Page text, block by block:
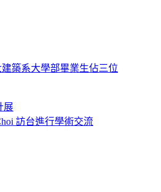
築系大學部畢業生佔三位
展
訪台進行學術交流